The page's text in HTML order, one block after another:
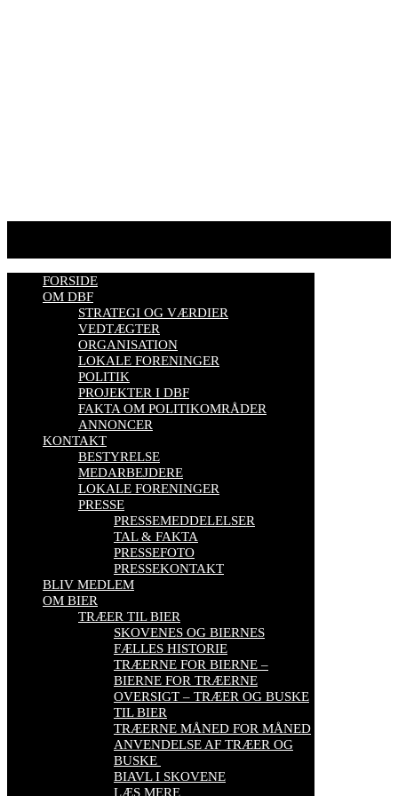
FORSIDE
OM DBF
STRATEGI OG VÆRDIER
VEDTÆGTER
ORGANISATION
LOKALE FORENINGER
POLITIK
PROJEKTER I DBF
FAKTA OM POLITIKOMRÅDER
ANNONCER
KONTAKT
BESTYRELSE
MEDARBEJDERE
LOKALE FORENINGER
PRESSE
PRESSEMEDDELELSER
TAL & FAKTA
PRESSEFOTO
PRESSEKONTAKT
BLIV MEDLEM
OM BIER
TRÆER TIL BIER
SKOVENES OG BIERNES
FÆLLES HISTORIE
TRÆERNE FOR BIERNE –
BIERNE FOR TRÆERNE
OVERSIGT – TRÆER OG BUSKE
TIL BIER
TRÆERNE MÅNED FOR MÅNED
ANVENDELSE AF TRÆER OG
BUSKE
BIAVL I SKOVENE
LÆS MERE